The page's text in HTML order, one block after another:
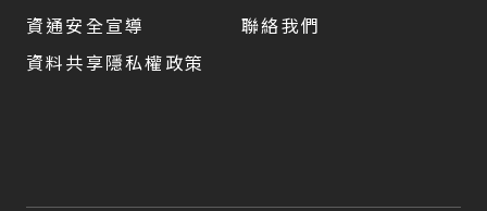
資通安全宣導
資料共享隱私權政策
聯絡我們